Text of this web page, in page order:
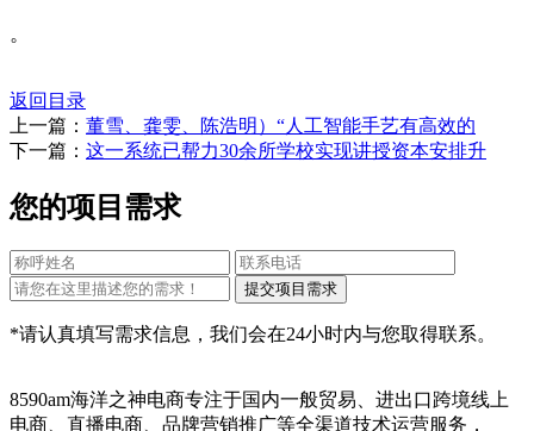
。
返回目录
上一篇： 董雪、龚雯、陈浩明）“人工智能手艺有高效的
下一篇： 这一系统已帮力30余所学校实现讲授资本安排升
您的项目需求
*请认真填写需求信息，我们会在24小时内与您取得联系。
8590am海洋之神电商专注于国内一般贸易、进出口跨境线上
电商、直播电商、品牌营销推广等全渠道技术运营服务，